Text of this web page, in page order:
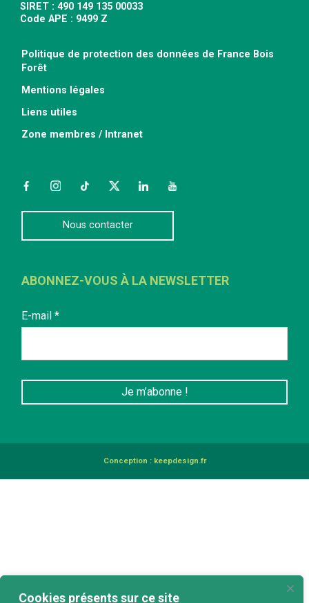
Cookies présents sur ce site
SIRET : 490 149 135 00033
Code APE : 9499 Z
Politique de protection des données de France Bois
Forêt
Mentions légales
Liens utiles
Zone membres / Intranet
FacebookInstagramTikTokTwitterLinkedInYouTube
Nous contacter
ABONNEZ-VOUS À LA NEWSLETTER
E-mail *
Conception : keepdesign.fr